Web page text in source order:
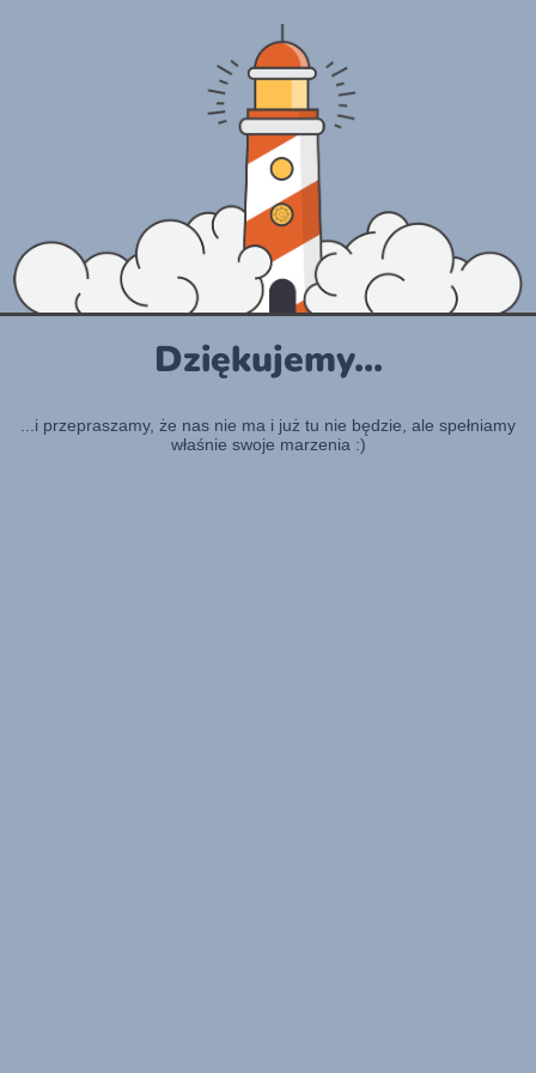
Dziękujemy...
...i przepraszamy, że nas nie ma i już tu nie będzie, ale spełniamy
właśnie swoje marzenia :)